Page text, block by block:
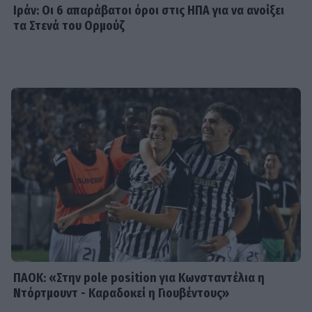
χρειάζεται σιωπή»
MEDIA
Κρίνο και Αγκάθι Spoiler: Η νύφη-
δολοφόνος! Το νυφικό με το
κρυμμένο μαχαίρι και η αιματηρή
εκδίκηση
Ιράν: Οι 6 απαράβατοι όροι στις ΗΠΑ για να ανοίξει
τα Στενά του Ορμούζ
ΠΑΟΚ: «Στην pole position για Κωνσταντέλια η
Ντόρτμουντ - Καραδοκεί η Γιουβέντους»